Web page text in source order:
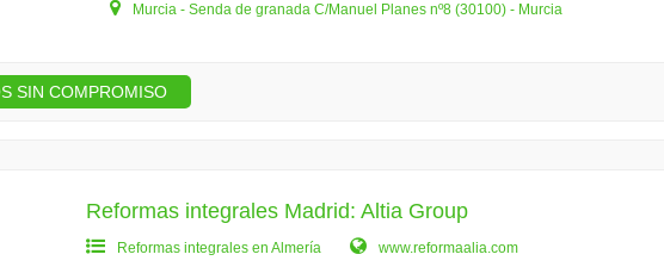
Murcia - Senda de granada C/Manuel Planes nº8 (30100) - Murcia
SIN COMPROMISO
Reformas integrales Madrid: Altia Group
Reformas integrales en Almería www.reformaalia.com